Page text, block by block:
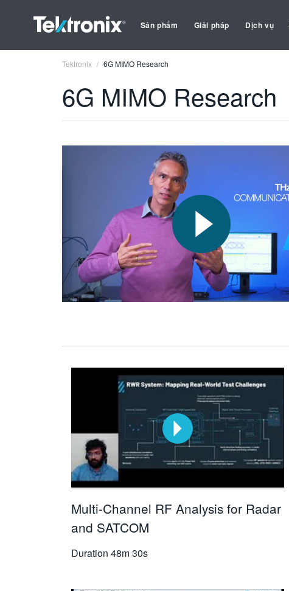
Sản phẩm Giải pháp Dịch vụ
Tektronix 6G MIMO Research
6G MIMO Research
Multi-Channel RF Analysis for Radar
and SATCOM
Duration 48m 30s